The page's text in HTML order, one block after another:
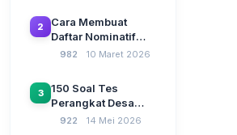
CAT Berbasis UU
Desa No. 3 Tahun
2024
2
Cara Membuat
Daftar Nominatif
Siltap di Aplikasi
SPP Pencairan
Dana Desa
982 10 Maret 2026
3
150 Soal Tes
Perangkat Desa
2026: Administrasi
922 14 Mei 2026